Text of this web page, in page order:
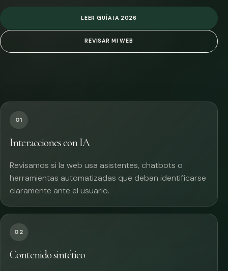
LEER GUÍA IA 2026
REVISAR MI WEB
01
Interacciones con IA
Revisamos si la web usa asistentes, chatbots o
herramientas automatizadas que deban identificarse
claramente ante el usuario.
02
Contenido sintético